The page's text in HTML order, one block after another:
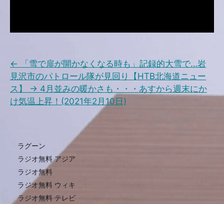
←
「雪で扉が開かなくなる時も」記録的大雪で…岩
見沢市のパトロール隊が見回り【HTB北海道ニュー
ス】
→ 4月並みの暖かさも・・・あすから週末にか
け気温上昇！(2021年2月10日)
ラグーン
ラジオ無料 アジア
ラジオ無料
ラジオ無料 ウィキ
ラジオ無料 テレビ